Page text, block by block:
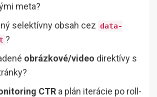
meta?
selektívny obsah cez data-
?
obrázkové/video direktívy s
CTR a plán iterácie po roll-